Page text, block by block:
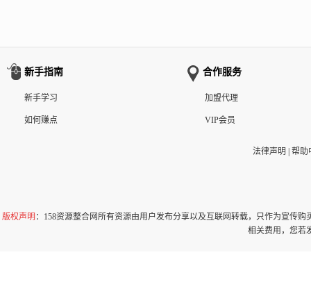
新手指南
新手学习
如何赚点
合作服务
加盟代理
VIP会员
法律声明 帮助
版权声明 ：158资源整合网所有资源由用户发布分享以及互联网转载，只作为宣传
相关费用，您若